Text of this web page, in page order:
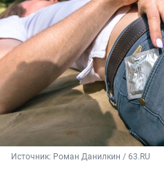
Источник: Роман Данилкин / 63.RU